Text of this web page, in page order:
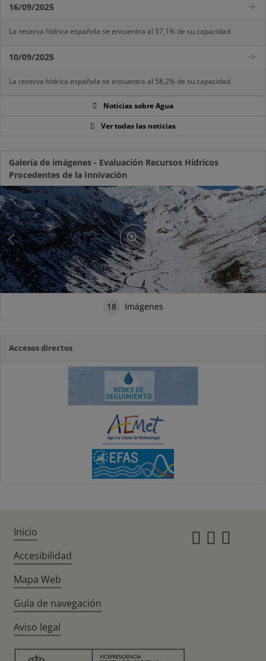
16/09/2025
La reserva hídrica española se encuentra al 57,1% de su capacidad
10/09/2025
La reserva hídrica española se encuentra al 58,2% de su capacidad
Noticias sobre Agua
Ver todas las noticias
Galería de imágenes - Evaluación Recursos Hídricos
Procedentes de la Innivación
18 Imágenes
Accesos directos
Inicio
Accesibilidad
Mapa Web
Guía de navegación
Aviso legal